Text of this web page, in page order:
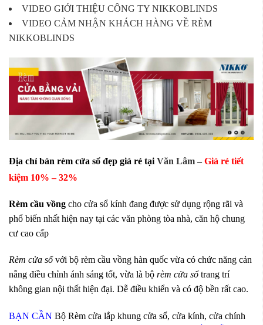
VIDEO GIỚI THIỆU CÔNG TY NIKKOBLINDS
VIDEO CẢM NHẬN KHÁCH HÀNG VỀ RÈM
NIKKOBLINDS
Địa chỉ bán rèm cửa sổ đẹp giá rẻ tại Văn Lâm–Giá rẻ tiết
kiệm 10% – 32%
Rèm cầu vồng cho cửa sổ kính đang được sử dụng rộng rãi và
phổ biến nhất hiện nay tại các văn phòng tòa nhà, căn hộ chung
cư cao cấp
Rèm cửa sổvới bộ rèm cầu vồng hàn quốc vừa có chức năng cản
nắng điều chỉnh ánh sáng tốt, vừa là bộ rèm cửa sổtrang trí
không gian nội thất hiện đại. Dễ điều khiển và có độ bền rất cao.
BẠN CẦN Bộ Rèm cửa lắp khung cửa sổ, cửa kính, cửa chính